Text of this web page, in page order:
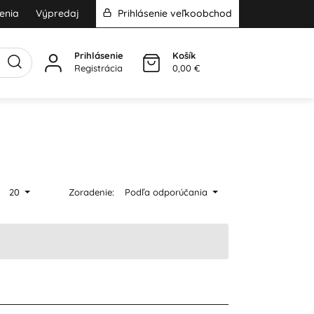
Výpredaj Prihlásenie veľkoobchod
Prihlásenie
Registrácia
Košík
0,00 €
20 Zoradenie: Podľa odporúčania